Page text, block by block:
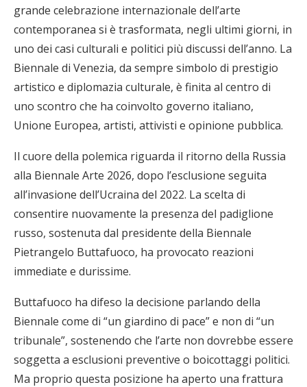
grande celebrazione internazionale dell’arte
contemporanea si è trasformata, negli ultimi giorni, in
uno dei casi culturali e politici più discussi dell’anno. La
Biennale di Venezia, da sempre simbolo di prestigio
artistico e diplomazia culturale, è finita al centro di
uno scontro che ha coinvolto governo italiano,
Unione Europea, artisti, attivisti e opinione pubblica.
Il cuore della polemica riguarda il ritorno della Russia
alla Biennale Arte 2026, dopo l’esclusione seguita
all’invasione dell’Ucraina del 2022. La scelta di
consentire nuovamente la presenza del padiglione
russo, sostenuta dal presidente della Biennale
Pietrangelo Buttafuoco, ha provocato reazioni
immediate e durissime.
Buttafuoco ha difeso la decisione parlando della
Biennale come di “un giardino di pace” e non di “un
tribunale”, sostenendo che l’arte non dovrebbe essere
soggetta a esclusioni preventive o boicottaggi politici.
Ma proprio questa posizione ha aperto una frattura